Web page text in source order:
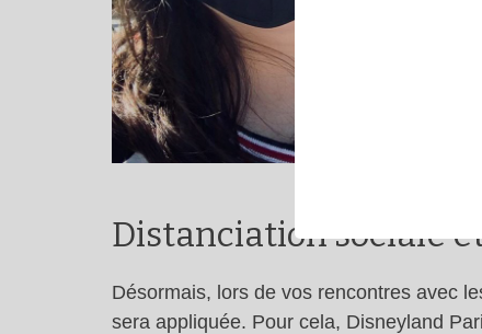
Distanciation sociale
Désormais, lors de vos rencontres avec
sera appliquée. Pour cela, Disneyland